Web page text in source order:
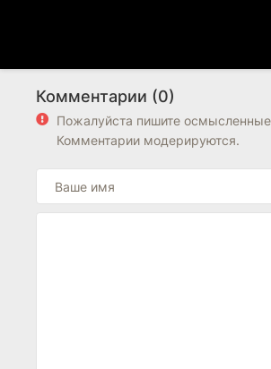
Комментарии (0)
Пожалуйста пишите
Комментарии модерируются.